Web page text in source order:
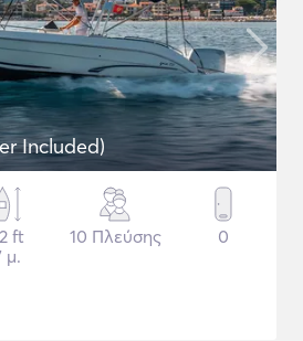
Included)
ft
μ.
10 Πλεύσης 0